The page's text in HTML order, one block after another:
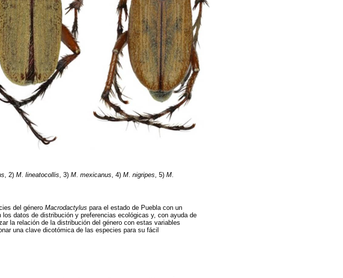
, 2) M. lineatocollis, 3) M. mexicanus, 4) M. nigripes, 5) M.
del género Macrodactylus para el estado de Puebla con un
datos de distribución y preferencias ecológicas y, con ayuda de
la relación de la distribución del género con estas variables
una clave dicotómica de las especies para su fácil